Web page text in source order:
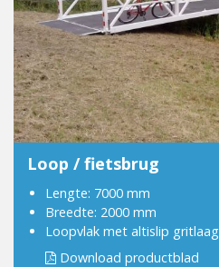
Loop / fietsbrug
Lengte: 7000 mm
Breedte: 2000 mm
Loopvlak met altislip gritlaag
Download productblad